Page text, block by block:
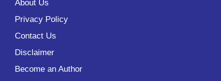
About Us
Privacy Policy
Contact Us
Disclaimer
Become an Author